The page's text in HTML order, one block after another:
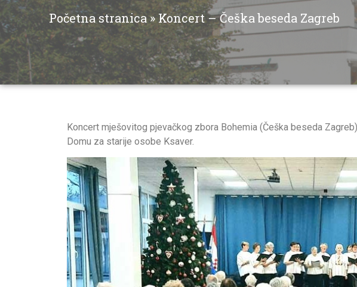
Početna stranica»Koncert – Češka beseda Zagreb
Koncert mješovitog pjevačkog zbora Bohemia (Češka beseda
Domu za starije osobe Ksaver.